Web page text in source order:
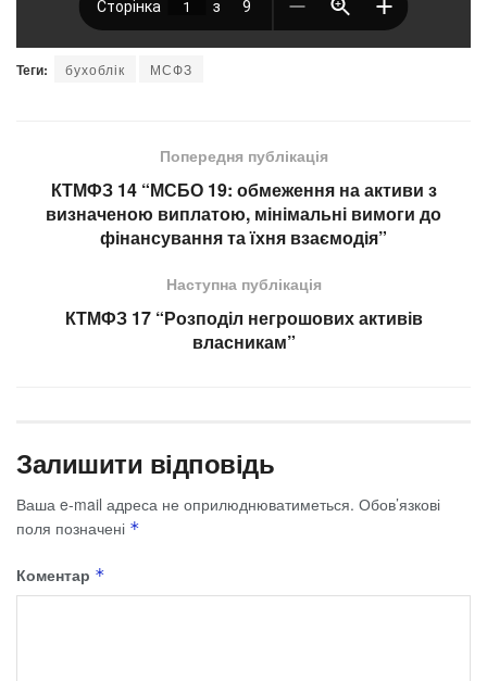
Теги: бухоблік МСФЗ
Попередня публікація
КТМФЗ 14 “МСБО 19: обмеження на активи з
визначеною виплатою, мінімальні вимоги до
фінансування та їхня взаємодія”
Наступна публікація
КТМФЗ 17 “Розподіл негрошових активів
власникам”
Залишити відповідь
Ваша e-mail адреса не оприлюднюватиметься. Обов’язкові
поля позначені *
Коментар *